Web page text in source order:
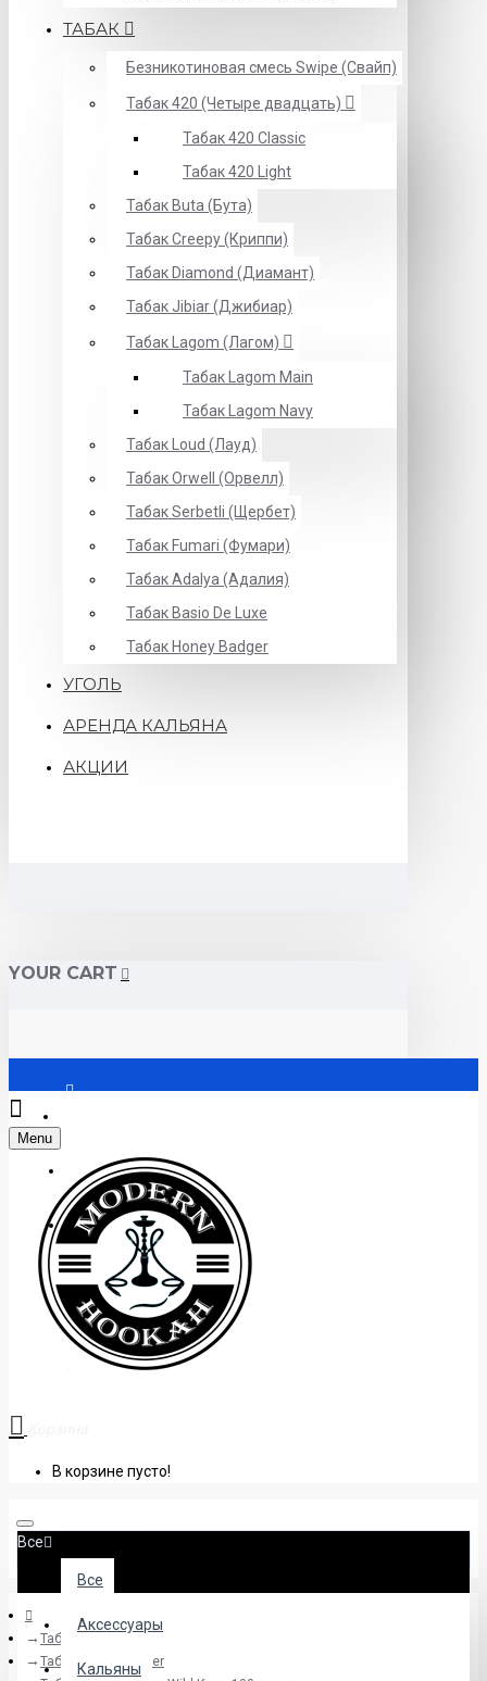
ТАБАК
Безникотиновая смесь Swipe (Свайп)
Табак 420 (Четыре двадцать)
Табак 420 Classic
Табак 420 Light
Табак Buta (Бута)
Табак Creepy (Криппи)
Табак Diamond (Диамант)
Табак Jibiar (Джибиар)
Табак Lagom (Лагом)
Табак Lagom Main
Табак Lagom Navy
Табак Loud (Лауд)
Табак Orwell (Орвелл)
Табак Serbetli (Щербет)
Табак Fumari (Фумари)
Табак Adalya (Адалия)
Табак Basio De Luxe
Табак Honey Badger
УГОЛЬ
АРЕНДА КАЛЬЯНА
АКЦИИ
YOUR CART
Регистрация
+38 (095) 945 04 33
Menu
В корзине пусто!
Все
Все
Аксессуары
Кальяны
Табак
Табак Honey Badger